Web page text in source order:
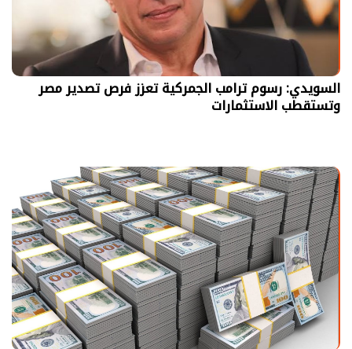
السويدي: رسوم ترامب الجمركية تعزز فرص تصدير مصر
وتستقطب الاستثمارات